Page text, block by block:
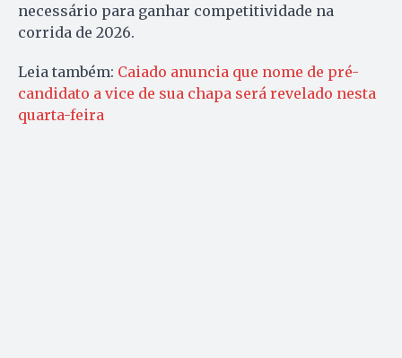
necessário para ganhar competitividade na
corrida de 2026.
Leia também: Caiado anuncia que nome de pré-
candidato a vice de sua chapa será revelado nesta
quarta-feira